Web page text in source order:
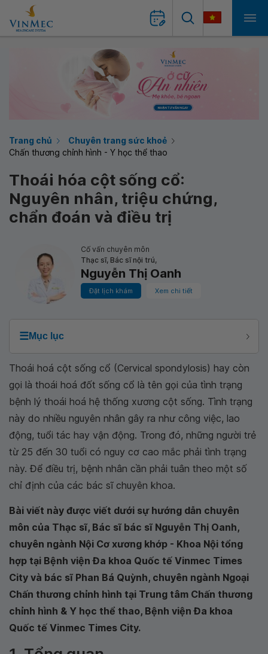
Trang chủ
Chuyên trang sức khoẻ
Chấn thương chỉnh hình - Y học thể thao
Thoái hóa cột sống cổ:
Nguyên nhân, triệu chứng,
chẩn đoán và điều trị
Cố vấn chuyên môn
Thạc sĩ, Bác sĩ nội trú,
Nguyễn Thị Oanh
Đặt lịch khám Xem chi tiết
☰Mục lục
Thoái hoá cột sống cổ (Cervical spondylosis) hay còn
gọi là thoái hoá đốt sống cổ là tên gọi của tình trạng
bệnh lý thoái hoá hệ thống xương cột sống. Tình trạng
này do nhiều nguyên nhân gây ra như công việc, lao
động, tuổi tác hay vận động. Trong đó, những người trẻ
từ 25 đến 30 tuổi có nguy cơ cao mắc phải tình trạng
này. Để điều trị, bệnh nhân cần phải tuân theo một số
chỉ định của các bác sĩ chuyên khoa.
Bài viết này được viết dưới sự hướng dẫn chuyên
môn của Thạc sĩ, Bác sĩ bác sĩ Nguyễn Thị Oanh,
chuyên ngành Nội Cơ xương khớp - Khoa Nội tổng
hợp tại Bệnh viện Đa khoa Quốc tế Vinmec Times
City và bác sĩ Phan Bá Quỳnh, chuyên ngành Ngoại
Chấn thương chỉnh hình tại Trung tâm Chấn thương
chỉnh hình & Y học thể thao, Bệnh viện Đa khoa
Quốc tế Vinmec Times City.